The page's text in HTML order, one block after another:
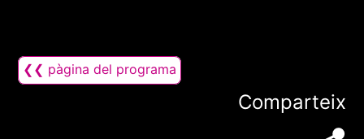
❮❮ pàgina del programa
Comparteix